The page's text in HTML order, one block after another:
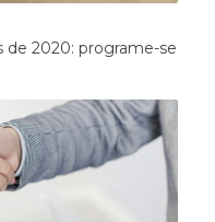
de 2020: programe-se